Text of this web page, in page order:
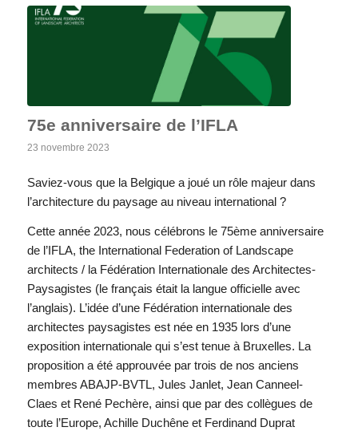
75e anniversaire de l’IFLA
23 novembre 2023
Saviez-vous que la Belgique a joué un rôle majeur dans
l’architecture du paysage au niveau international ?
Cette année 2023, nous célébrons le 75ème anniversaire
de l’IFLA, the International Federation of Landscape
architects / la Fédération Internationale des Architectes-
Paysagistes (le français était la langue officielle avec
l’anglais). L’idée d’une Fédération internationale des
architectes paysagistes est née en 1935 lors d’une
exposition internationale qui s’est tenue à Bruxelles. La
proposition a été approuvée par trois de nos anciens
membres ABAJP-BVTL, Jules Janlet, Jean Canneel-
Claes et René Pechère, ainsi que par des collègues de
toute l’Europe, Achille Duchêne et Ferdinand Duprat